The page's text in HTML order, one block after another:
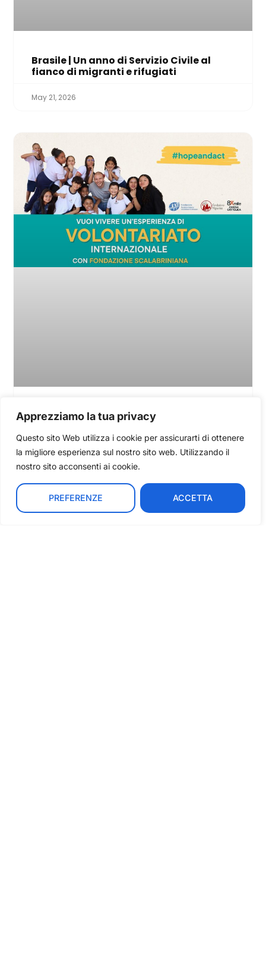
Apprezziamo la tua privacy
Questo sito Web utilizza i cookie per assicurarti di ottenere
la migliore esperienza sul nostro sito web. Utilizzando il
nostro sito acconsenti ai cookie.
PREFERENZE ACCETTA
Brasile | Un anno di Servizio Civile al
fianco di migranti e rifugiati
May 21, 2026
Italia | #HopeAndAct: un percorso di
mettersi in gioco e costruire speranza
May 21, 2026